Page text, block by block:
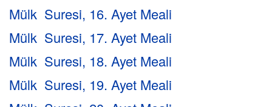
Mülk Suresi, 16. Ayet Meali
Mülk Suresi, 17. Ayet Meali
Mülk Suresi, 18. Ayet Meali
Mülk Suresi, 19. Ayet Meali